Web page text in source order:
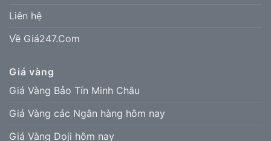
Liên hệ
Về Giá247.Com
Giá vàng
Giá Vàng Bảo Tín Minh Châu
Giá Vàng các Ngân hàng hôm nay
Giá Vàng Doji hôm nay